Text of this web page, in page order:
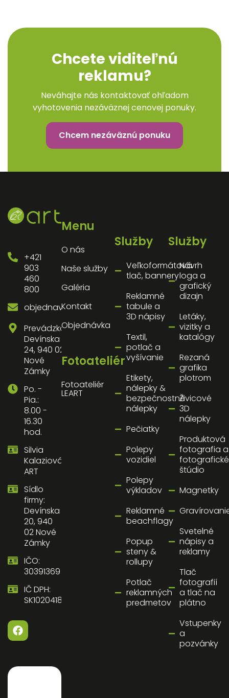
Chcete viditeľnú
reklamu?
Neváhajte nás kontaktovať ohľadom
vyhotovenia nezáväznej cenovej ponuky.
Chcem nezáväznú ponuku
+421
903
460
800
objednavky@artnz.sk
Prevádzka:
Devínska
24, 940 02
Nové
Zámky
Po. -
Pia.:
8.00 -
16.30
hod.
Silvia
Kalaziová
ART
Sídlo
firmy:
Devínska
20, 940
02 Nové
Zámky
IČO:
30391369
IČ DPH:
SK1020418058
Menu
O nás
Naše služby
Galéria
Kontakt
Objednávka
Fotoateliér
Fotoateliér
LEART
Služby
Veľkoformátová
tlač, bannery
Reklamné
tabule a
3D nápisy
Textil,
potlač a
vyšívanie
Etikety,
nálepky &
bezpečnostné
nálepky
Pečiatky
Polepy
vozidiel
Polepy
výkladov
Reklamné
beachflagy
Popup
steny &
rollupy
Potlač
reklamných
predmetov
Služby
Návrh
loga a
grafický
dizajn
Letáky,
vizitky a
katalógy
Rezaná
grafika
plotrom
Živicové
3D
nálepky
Produktová
fotografia a
fotografické
štúdio
Magnetky
Svetelné
nápisy a
reklamy
Tlač
fotografií
a tlač na
plátno
Vstupenky
a
pozvánky